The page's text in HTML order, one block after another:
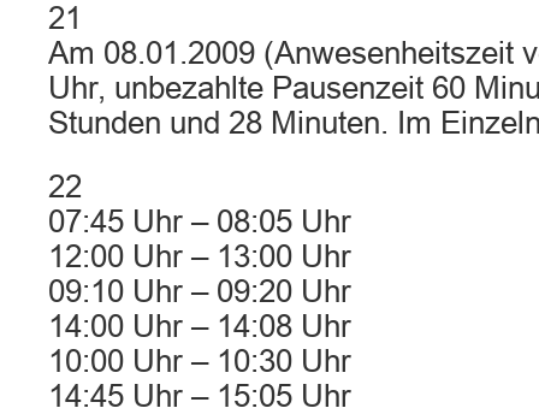
21
Am 08.01.2009 (Anwesenheitszeit
Uhr, unbezahlte Pausenzeit 60
Stunden und 28 Minuten. Im
22
07:45 Uhr – 08:05 Uhr
12:00 Uhr – 13:00 Uhr
09:10 Uhr – 09:20 Uhr
14:00 Uhr – 14:08 Uhr
10:00 Uhr – 10:30 Uhr
14:45 Uhr – 15:05 Uhr